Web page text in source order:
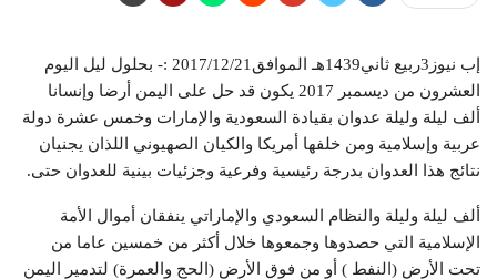
إب نيوز3ربيع ثاني1439هـ الموافق2017/12/21 :- بحلول ليل اليوم
العشرون من ديسمبر 2017 يكون قد حل على اليمن أرضا وإنسانا
ألف ليلة وليلة عدوان بقيادة السعودية والإمارات وخمس عشرة دولة
عربية وإسلامية ومن خلفها أمريكا والكيان الصهيوني اللذان يجنيان
نتائج هذا العدوان بدرجة رئيسية وفرعية وجزئيات بينية للعدوان حتى.
ألف ليلة وليلة والنظام السعودي والإماراتي ينفقان أموال الأمة
الإسلامية التي حصدوها وجمعوها خلال أكثر من خمسين عاما من
تحت الأرض (النفط ) أو من فوق الأرض (الحج والعمرة) لتدمير اليمن